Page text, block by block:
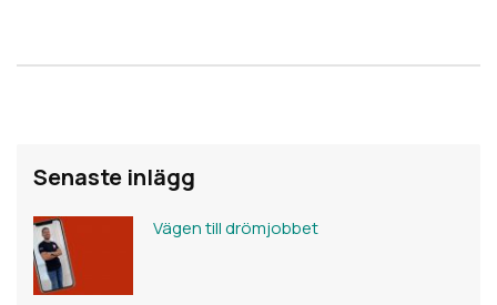
Senaste inlägg
Vägen till drömjobbet